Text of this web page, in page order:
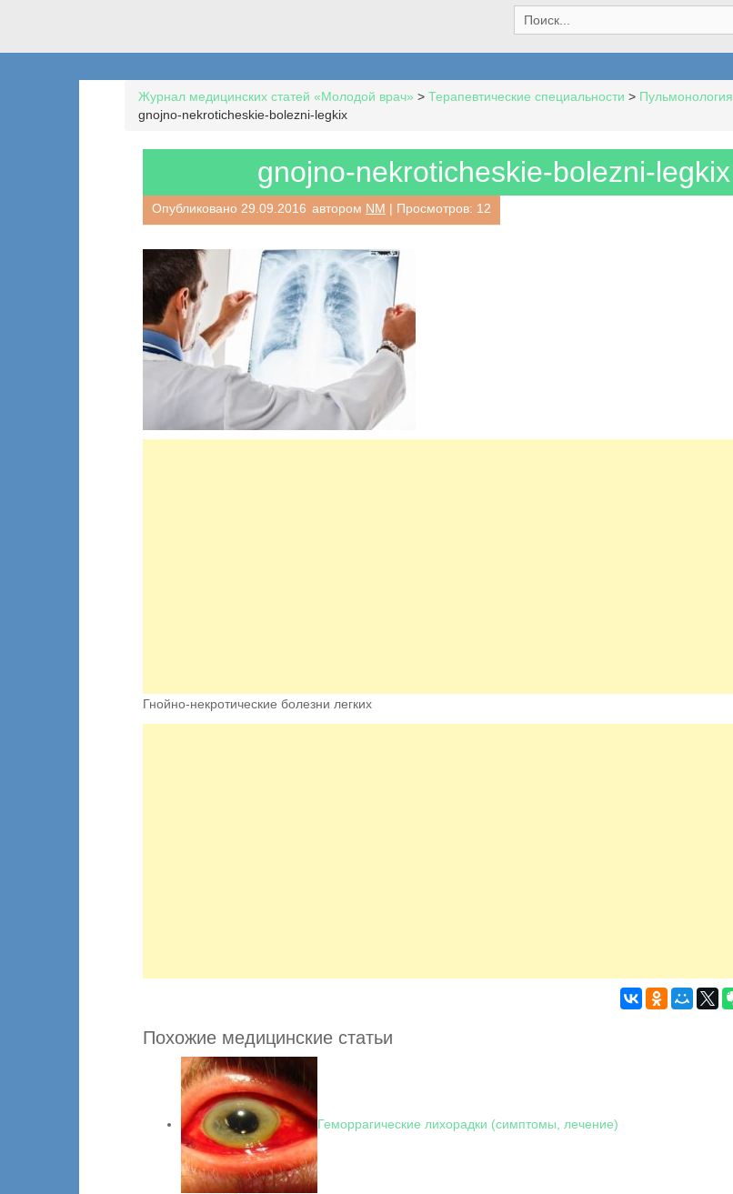
e
a
h
:
Журнал медицинских статей «Молодой врач» > Терапевтические специальности > Пульмонология
gnojno-nekroticheskie-bolezni-legkix
gnojno-nekroticheskie-bolezni-legkix
Опубликовано 29.09.2016 автором NM | Просмотров: 12
Гнойно-некротические болезни легких
Похожие медицинские статьи
Геморрагические лихорадки (симптомы, лечение)